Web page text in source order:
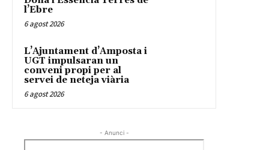
l’Ebre
6 agost 2026
L’Ajuntament d’Amposta i
UGT impulsaran un
conveni propi per al
servei de neteja viària
6 agost 2026
- Anunci -